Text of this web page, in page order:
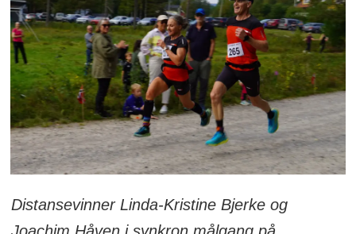
Distansevinner Linda-Kristine Bjerke og